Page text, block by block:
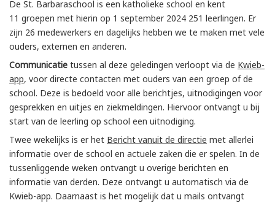
De St. Barbaraschool is een katholieke school en kent
11 groepen met hierin op 1 september 2024 251 leerlingen. Er
zijn 26 medewerkers en dagelijks hebben we te maken met vele
ouders, externen en anderen.
Communicatie tussen al deze geledingen verloopt via de Kwieb-
app, voor directe contacten met ouders van een groep of de
school. Deze is bedoeld voor alle berichtjes, uitnodigingen voor
gesprekken en uitjes en ziekmeldingen. Hiervoor ontvangt u bij
start van de leerling op school een uitnodiging.
Twee wekelijks is er het Bericht vanuit de directie met allerlei
informatie over de school en actuele zaken die er spelen. In de
tussenliggende weken ontvangt u overige berichten en
informatie van derden. Deze ontvangt u automatisch via de
Kwieb-app. Daarnaast is het mogelijk dat u mails ontvangt